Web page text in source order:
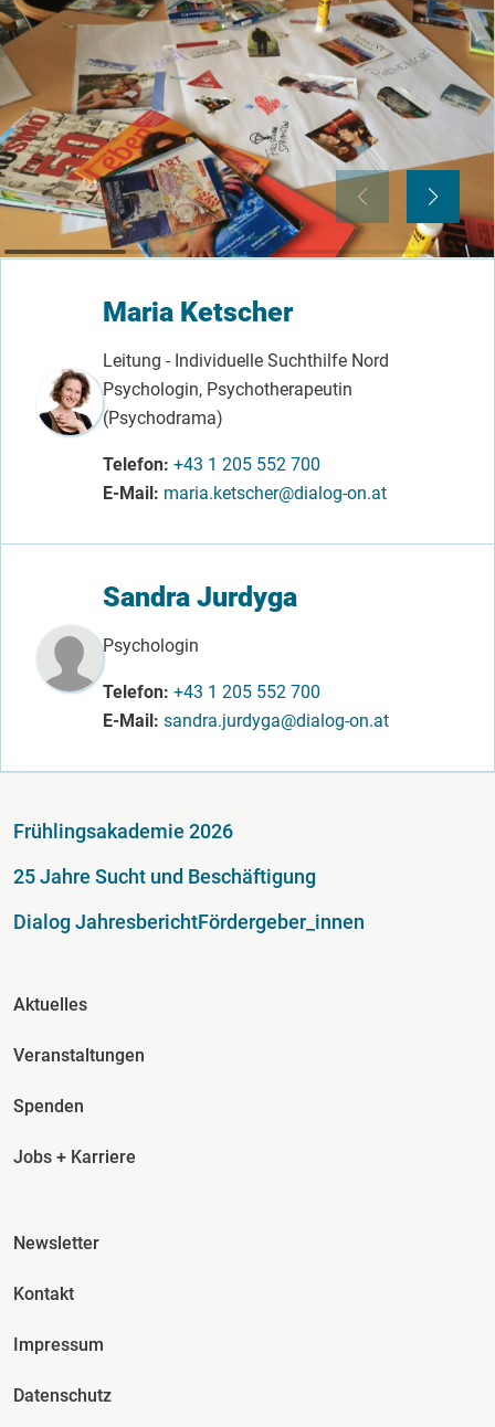
Maria Ketscher
Leitung - Individuelle Suchthilfe Nord
Psychologin, Psychotherapeutin
(Psychodrama)
Telefon +43 1 205 552 700
E-Mail maria.ketscher@dialog-on.at
Sandra Jurdyga
Psychologin
Telefon +43 1 205 552 700
E-Mail sandra.jurdyga@dialog-on.at
Fußzeile
Frühlingsakademie 2026
25 Jahre Sucht und Beschäftigung
Dialog JahresberichtFördergeber_innen
Fusszeile Spalte 2
Aktuelles
Veranstaltungen
Spenden
Jobs + Karriere
Fusszeile Spalte 3
Newsletter
Kontakt
Impressum
Datenschutz